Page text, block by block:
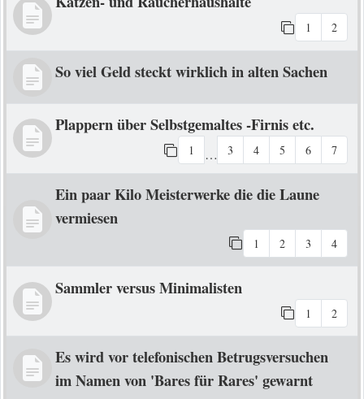
1 2
So viel Geld steckt wirklich in alten Sachen
Plappern über Selbstgemaltes -Firnis etc.
1 … 3 4 5 6 7
Ein paar Kilo Meisterwerke die die Laune
vermiesen
1 2 3 4
Sammler versus Minimalisten
1 2
Es wird vor telefonischen Betrugsversuchen
im Namen von 'Bares für Rares' gewarnt